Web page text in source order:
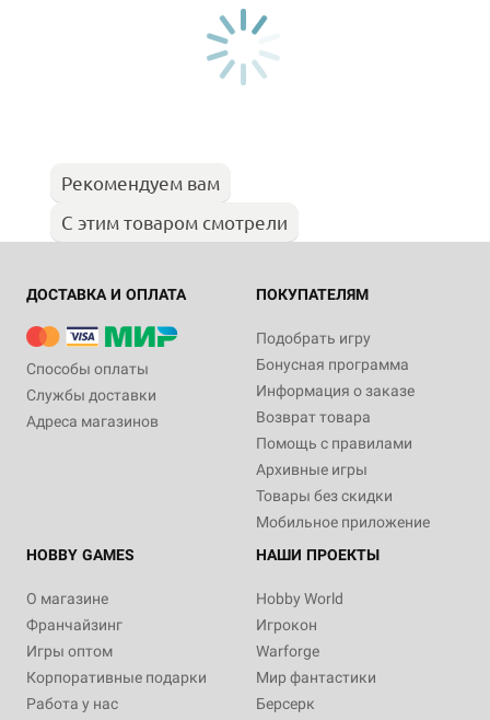
Рекомендуем вам
С этим товаром смотрели
ДОСТАВКА И ОПЛАТА
Способы оплаты
Службы доставки
Адреса магазинов
ПОКУПАТЕЛЯМ
Подобрать игру
Бонусная программа
Информация о заказе
Возврат товара
Помощь с правилами
Архивные игры
Товары без скидки
Мобильное приложение
HOBBY GAMES
О магазине
Франчайзинг
Игры оптом
Корпоративные подарки
Работа у нас
НАШИ ПРОЕКТЫ
Hobby World
Игрокон
Warforge
Мир фантастики
Берсерк